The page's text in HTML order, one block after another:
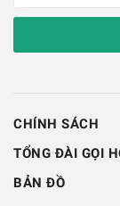
sản xuất
hành và đang
✔️
Sản phẩm
CHÍNH SÁCH
TỔNG ĐÀI GỌI
BẢN ĐỒ